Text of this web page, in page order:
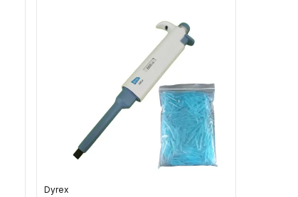
Dyrex